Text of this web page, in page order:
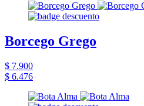
Borcego Grego
$ 7.900
$ 6.476